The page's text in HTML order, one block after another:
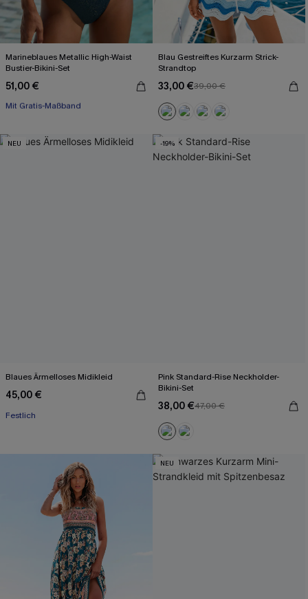
Marineblaues Metallic High-Waist
Bustier-Bikini-Set
51,00 €
Mit Gratis-Maßband
High waist
Blau Gestreiftes Kurzarm Strick-
Strandtop
33,00 €39,00 €
NEU
Blaues Ärmelloses Midikleid
45,00 €
Festlich
-19%
Pink Standard-Rise Neckholder-
Bikini-Set
38,00 €47,00 €
NEU